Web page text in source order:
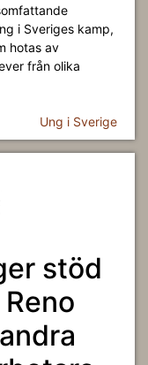
i Sveriges kamp,
hotas av
från olika
Ung i Sverige
stöd